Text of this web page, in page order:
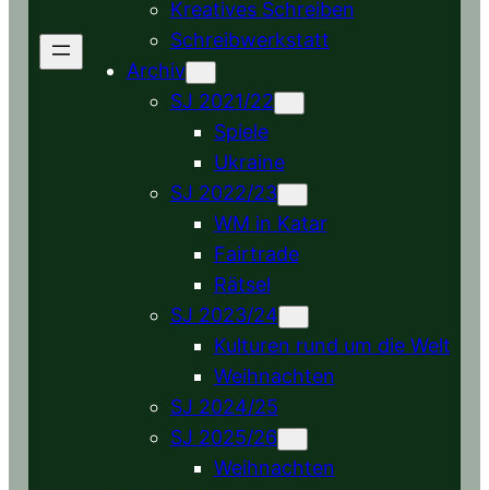
Kreatives Schreiben
Schreibwerkstatt
Archiv
SJ 2021/22
Spiele
Ukraine
SJ 2022/23
WM in Katar
Fairtrade
Rätsel
SJ 2023/24
Kulturen rund um die Welt
Weihnachten
SJ 2024/25
SJ 2025/26
Weihnachten